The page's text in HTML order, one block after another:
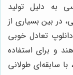
به دلیل تولید
در بین بسیاری از
تعادل خوبی
و برای استفاده
سابقه‌ای طولانی